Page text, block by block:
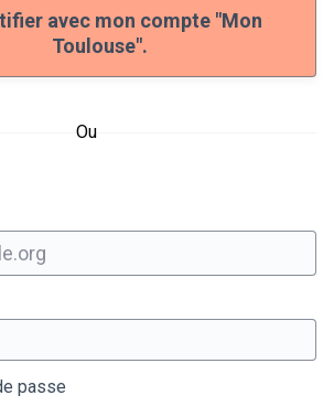
avec mon compte "Mon
Toulouse".
Ou
obligatoire
obligatoire
passe